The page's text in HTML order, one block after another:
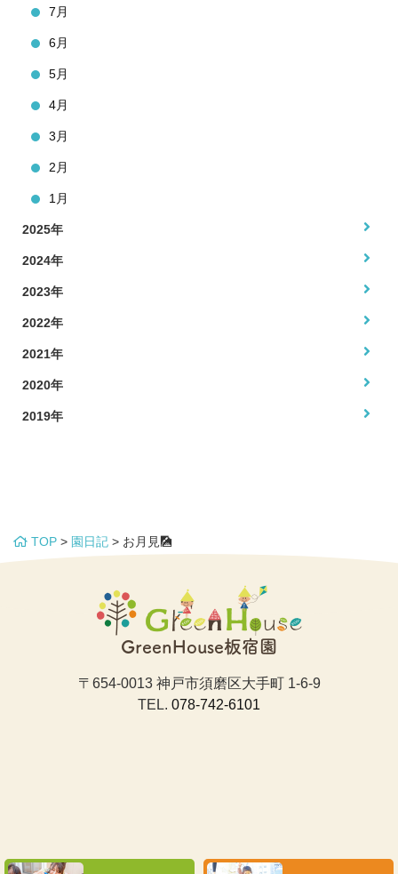
7月
6月
5月
4月
3月
2月
1月
2025年
2024年
2023年
2022年
2021年
2020年
2019年
TOP > 園日記 > お月見🎑
GreenHouse板宿園
〒654-0013 神戸市須磨区大手町 1-6-9
TEL. 078-742-6101